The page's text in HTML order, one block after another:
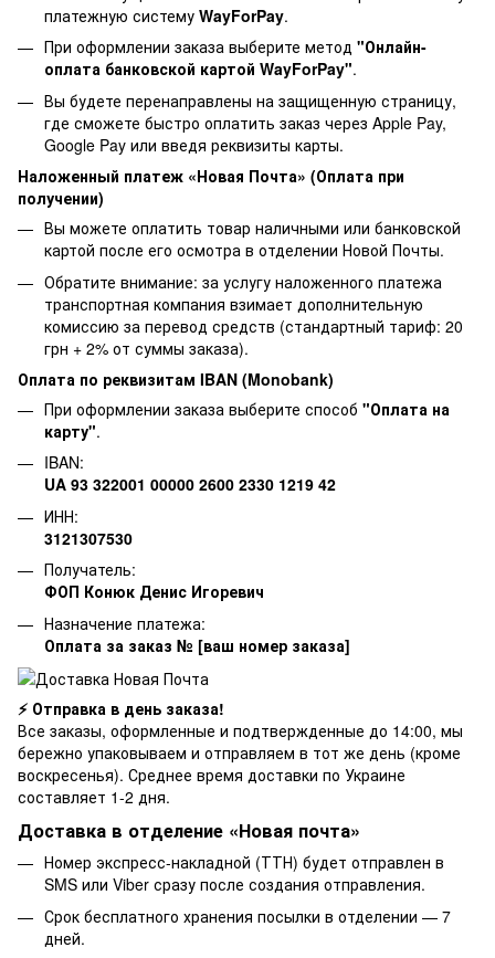
платежную систему WayForPay.
При оформлении заказа выберите метод "Онлайн-
оплата банковской картой WayForPay".
Вы будете перенаправлены на защищенную страницу,
где сможете быстро оплатить заказ через Apple Pay,
Google Pay или введя реквизиты карты.
Наложенный платеж «Новая Почта» (Оплата при
получении)
Вы можете оплатить товар наличными или банковской
картой после его осмотра в отделении Новой Почты.
Обратите внимание: за услугу наложенного платежа
транспортная компания взимает дополнительную
комиссию за перевод средств (стандартный тариф: 20
грн + 2% от суммы заказа).
Оплата по реквизитам IBAN (Monobank)
При оформлении заказа выберите способ "Оплата на
карту".
IBAN:
UA 93 322001 00000 2600 2330 1219 42
ИНН:
3121307530
Получатель:
ФОП Конюк Денис Игоревич
Назначение платежа:
Оплата за заказ № [ваш номер заказа]
⚡ Отправка в день заказа!
Все заказы, оформленные и подтвержденные до 14:00, мы
бережно упаковываем и отправляем в тот же день (кроме
воскресенья). Среднее время доставки по Украине
составляет 1-2 дня.
Доставка в отделение «Новая почта»
Номер экспресс-накладной (ТТН) будет отправлен в
SMS или Viber сразу после создания отправления.
Срок бесплатного хранения посылки в отделении — 7
дней.